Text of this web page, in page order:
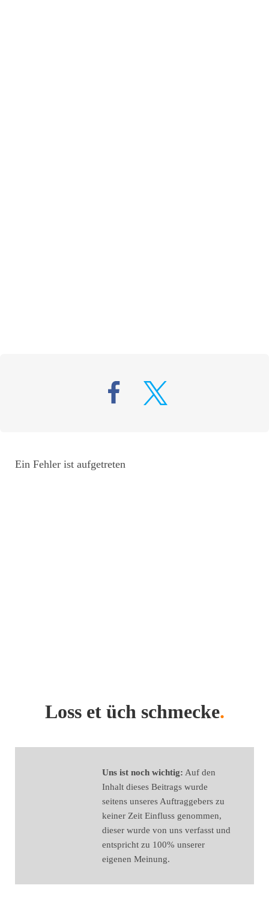
Ein Fehler ist aufgetreten
Loss et üch schmecke.
Uns ist noch wichtig: Auf den
Inhalt dieses Beitrags wurde
seitens unseres Auftraggebers zu
keiner Zeit Einfluss genommen,
dieser wurde von uns verfasst und
entspricht zu 100% unserer
eigenen Meinung.